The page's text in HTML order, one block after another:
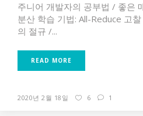
주니어 개발자의 공부법 / 좋은
분산 학습 기법: All-Reduce 고
의 절규 /...
READ MORE
2020년 2월 18일 6 1